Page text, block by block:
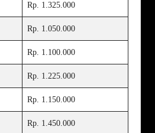
Rp. 1.325.000
Rp. 1.050.000
Rp. 1.100.000
Rp. 1.225.000
Rp. 1.150.000
Rp. 1.450.000